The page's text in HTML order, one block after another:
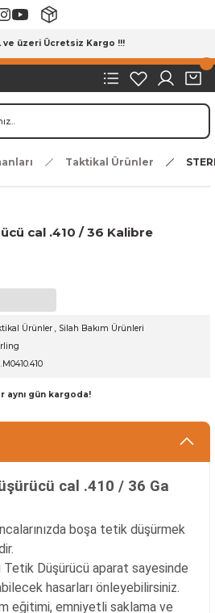
ve üzeri Ücretsiz Kargo !!!
Taktikal Ürünler
cal .410 / 36 Kalibre
Ürünler , Silah Bakım Ürünleri
aynı gün kargoda!
cal .410 / 36 Ga
boşa tetik düşürmek
Düşürücü aparat sayesinde
hasarları önleyebilirsiniz.
eğitimi, emniyetli saklama ve